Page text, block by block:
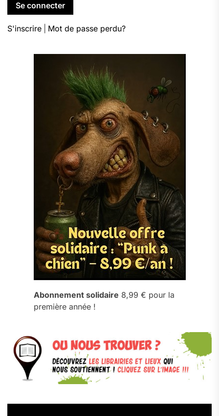
S'inscrire Mot de passe perdu?
Abonnement solidaire 8,99 € pour la
première année !